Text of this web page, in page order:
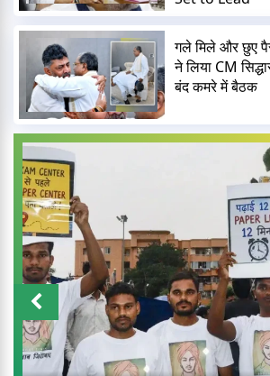
गले मिले और छुए
ने लिया CM
बंद कमरे में बैठक